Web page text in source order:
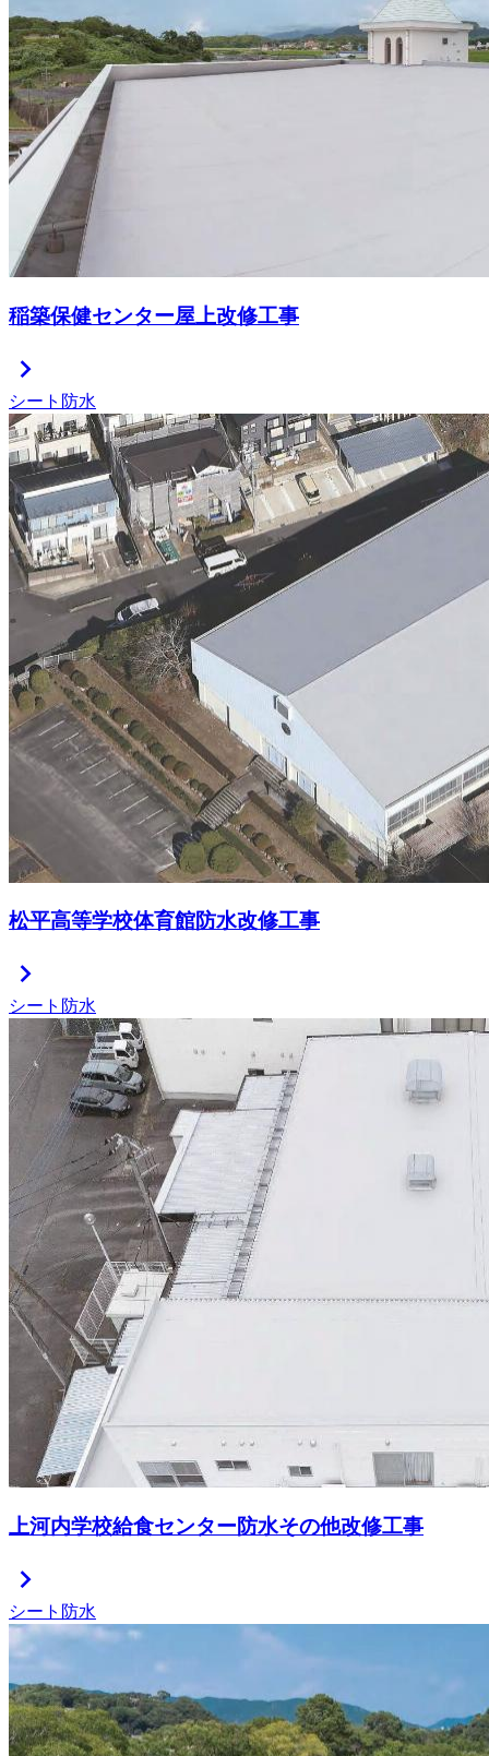
稲築保健センター屋上改修工事
chevron_right
シート防水
松平高等学校体育館防水改修工事
chevron_right
シート防水
上河内学校給食センター防水その他改修工事
chevron_right
シート防水